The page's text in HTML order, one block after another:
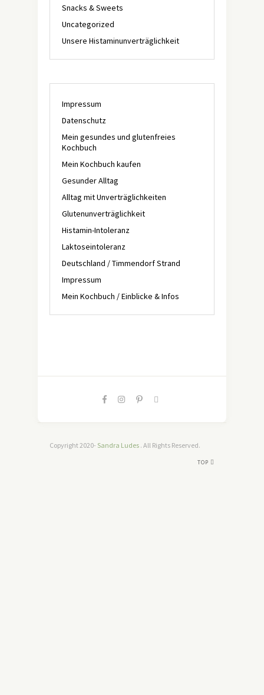
Snacks & Sweets
Uncategorized
Unsere Histaminunverträglichkeit
Impressum
Datenschutz
Mein gesundes und glutenfreies
Kochbuch
Mein Kochbuch kaufen
Gesunder Alltag
Alltag mit Unverträglichkeiten
Glutenunverträglichkeit
Histamin-Intoleranz
Laktoseintoleranz
Deutschland / Timmendorf Strand
Impressum
Mein Kochbuch / Einblicke & Infos
Copyright 2020- Sandra Ludes . All Rights Reserved.
TOP